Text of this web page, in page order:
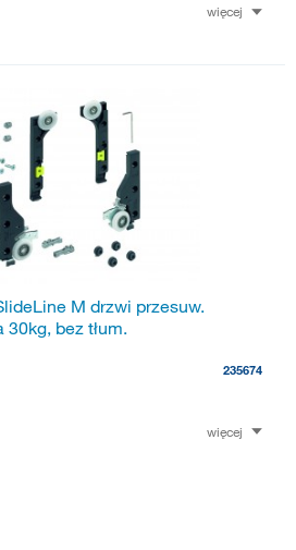
więcej
M drzwi przesuw.
30kg, bez tłum.
235674
więcej